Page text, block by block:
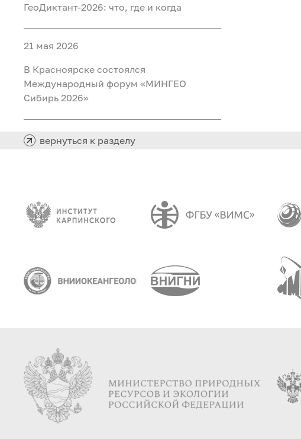
ГеоДиктант-2026: что, где и когда
21 мая 2026
В Красноярске состоялся
Международный форум «МИНГЕО
Сибирь 2026»
вернуться к разделу